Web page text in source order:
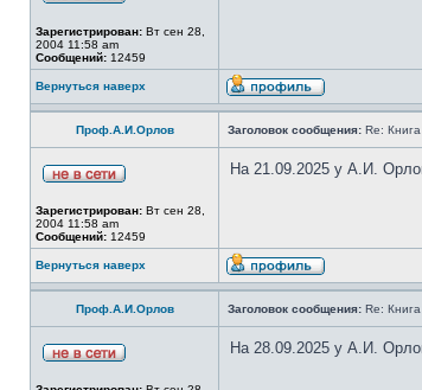
Зарегистрирован: Вт сен 28,
2004 11:58 am
Сообщений: 12459
Вернуться наверх
Проф.А.И.Орлов Заголовок сообщения: Re:
Зарегистрирован: Вт сен 28,
2004 11:58 am
Сообщений: 12459
На 21.09.2025 у А.И.
Вернуться наверх
Проф.А.И.Орлов Заголовок сообщения: Re:
На 28.09.2025 у А.И.